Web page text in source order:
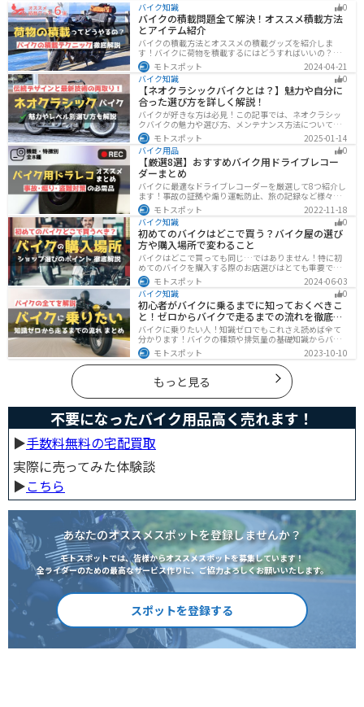
バイク知識 0
バイクの積載問題全て解決！オススメ積載方法
とアイテム紹介
バイクの積載方法とオススメの積載グッズを紹介しま
す！バイクに荷物を積載するにはどうすればいいの？と
いう疑問はこれで解決！通勤や日帰りツーリング、キャ
ンプツーリングなど用途別にオススメの積載方法を解説
します！オススメの積載アイテムも紹介するので、バイ
クの積載に悩んでいる方は参考にしてください。
モトスポット
2024-04-21
バイク知識
0
【ネオクラシックバイクとは？】魅力や自分に
合った選び方を詳しく解説！
バイクが好きな方は必見！この記事では、ネオクラシッ
クバイクの魅力や選び方、メンテナンス方法について解
説しています。実はネオクラシックバイクは、見た目と
機能性の両方を求める人に最適なです。この記事を読め
ば、ネオクラシックバイクの魅力が理解できます。
モトスポット
2025-01-14
バイク用品
0
【厳選8選】おすすめバイク用ドライブレコー
ダーまとめ
バイクに最適なドライブレコーダーを厳選して8つ紹介し
ます！事故の証拠や煽り運転防止、旅の記録など様々な
役に立つドライブコーダー、何を選べばいいか迷ってい
る方に特徴別にまとめました。
モトスポット
2022-11-18
バイク知識
0
初めてのバイクはどこで買う？バイク屋の選び
方や購入場所で変わること
バイクはどこで買っても同じ…ではありません！特に初
めてのバイクを購入する際のお店選びはとても重要で
す。どんなお店で購入するのがベストなのか？失敗しな
いお店選びのポイントをまとめます。
モトスポット
2024-06-03
バイク知識
0
初心者がバイクに乗るまでに知っておくべきこ
と！ゼロからバイクで走るまでの流れを徹底解
説
バイクに乗りたい人！知識ゼロでもこれさえ読めば全て
分かります！バイクの種類や排気量の基礎知識からバイ
クの選び方、免許の取り方、購入、納車、その後のバイ
クライフまで全てサポートします！
モトスポット 2023-10-10
もっと見る
不要になったバイク用品高く売れます！
▶︎手数料無料の宅配買取
実際に売ってみた体験談
▶︎こちら
あなたのオススメスポットを登録しませんか？
モトスポットでは、皆様からオススメスポットを募集しています！
全ライダーのための最高なサービス作りに、ご協力よろしくお願いいたします。
スポットを登録する